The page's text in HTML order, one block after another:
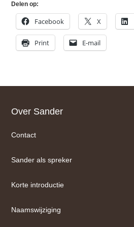
Delen op:
Facebook X
Print E-mail
Footer
Over Sander
Contact
Sander als spreker
Korte introductie
Naamswijziging